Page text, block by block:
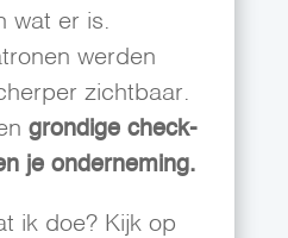
wat er is.
werden
zichtbaar.
grondige check-
je onderneming.
ik doe? Kijk op